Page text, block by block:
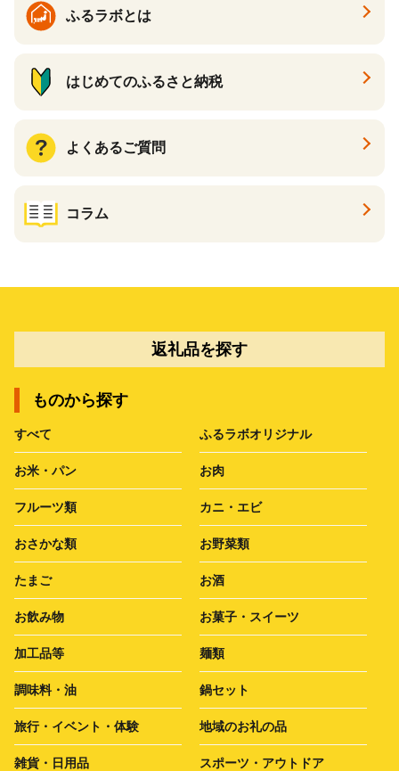
ふるラボとは
はじめてのふるさと納税
よくあるご質問
コラム
返礼品を探す
ものから探す
すべて ふるラボオリジナル
お米・パン お肉
フルーツ類 カニ・エビ
おさかな類 お野菜類
たまご お酒
お飲み物 お菓子・スイーツ
加工品等 麺類
調味料・油 鍋セット
旅行・イベント・体験 地域のお礼の品
雑貨・日用品 スポーツ・アウトドア